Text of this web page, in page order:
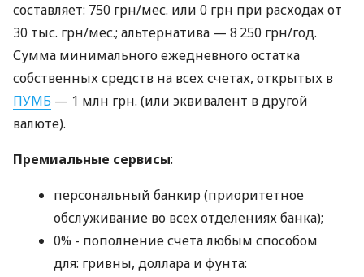
составляет: 750 грн/мес. или 0 грн при расходах от
30 тыс. грн/мес.; альтернатива — 8 250 грн/год.
Сумма минимального ежедневного остатка
собственных средств на всех счетах, открытых в
ПУМБ — 1 млн грн. (или эквивалент в другой
валюте).
Премиальные сервисы:
персональный банкир (приоритетное
обслуживание во всех отделениях банка);
0% - пополнение счета любым способом
для: гривны, доллара и фунта: